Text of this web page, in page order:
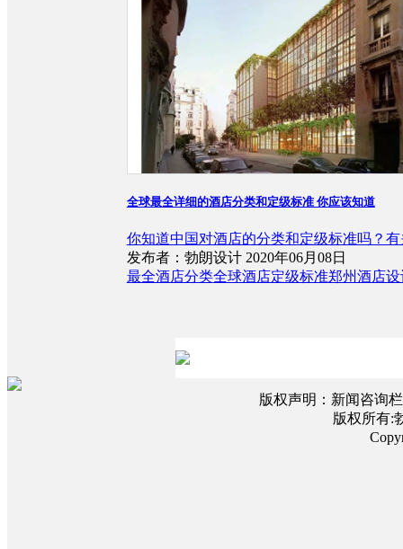
全球最全详细的酒店分类和定级标准 你应该知道
你知道中国对酒店的分类和定级标准吗？
发布者：勃朗设计 2020年06月08日
最全酒店分类全球酒店定级标准郑州酒店设
版权声明：新闻咨询
版权所有: